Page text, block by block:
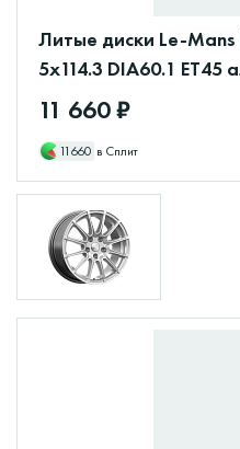
Литые диски Le-
5x114.3 DIA60.1 ET45
11 660 ₽
11660 в Сплит